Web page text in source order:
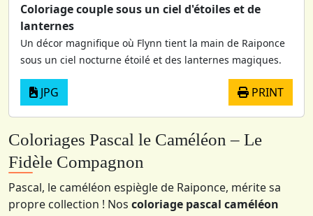
Coloriage couple sous un ciel d'étoiles et de
lanternes
Un décor magnifique où Flynn tient la main de Raiponce
sous un ciel nocturne étoilé et des lanternes magiques.
JPG PRINT
Coloriages Pascal le Caméléon – Le
Fidèle Compagnon
Pascal, le caméléon espiègle de Raiponce, mérite sa
propre collection ! Nos coloriage pascal caméléon